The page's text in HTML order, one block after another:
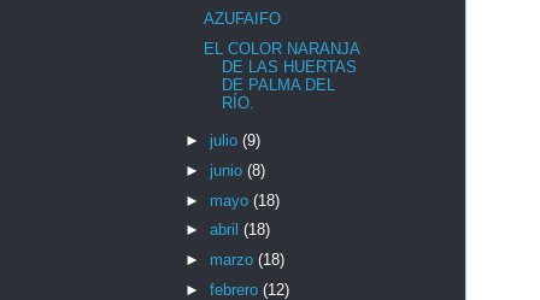
AZUFAIFO
EL COLOR NARANJA
DE LAS HUERTAS
DE PALMA DEL
RÍO.
► julio (9)
► junio (8)
► mayo (18)
► abril (18)
► marzo (18)
► febrero (12)